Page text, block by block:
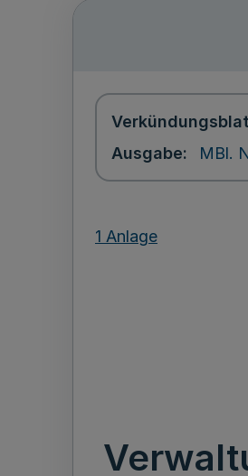
Ausgabe
MBl.
1 Anlage